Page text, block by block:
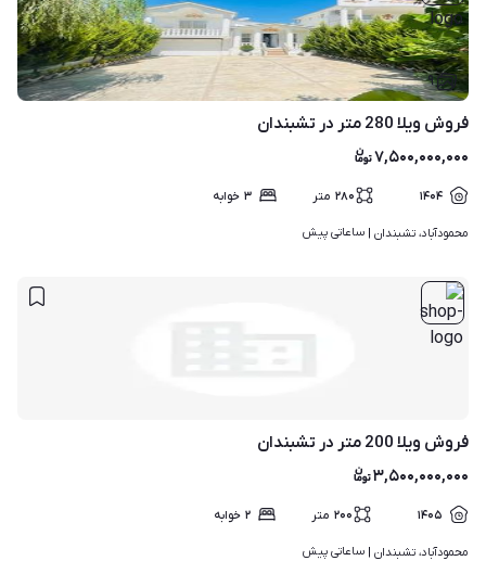
۹
فروش ویلا 280 متر در تشبندان
۷,۵۰۰,۰۰۰,۰۰۰
۱۴۰۴ ۲۸۰ متر ۳ خوابه
محمودآباد، تشبندان | ساعاتی پیش
فروش ویلا 200 متر در تشبندان
۳,۵۰۰,۰۰۰,۰۰۰
۱۴۰۵ ۲۰۰ متر ۲ خوابه
محمودآباد، تشبندان | ساعاتی پیش